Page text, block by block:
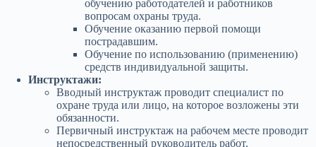
обучению работодателей и работников
вопросам охраны труда.
Обучение оказанию первой помощи
пострадавшим.
Обучение по использованию (применению)
средств индивидуальной защиты.
Инструктажи:
Вводный инструктаж проводит специалист по
охране труда или лицо, на которое возложены эти
обязанности.
Первичный инструктаж на рабочем месте проводит
непосредственный руководитель работ.